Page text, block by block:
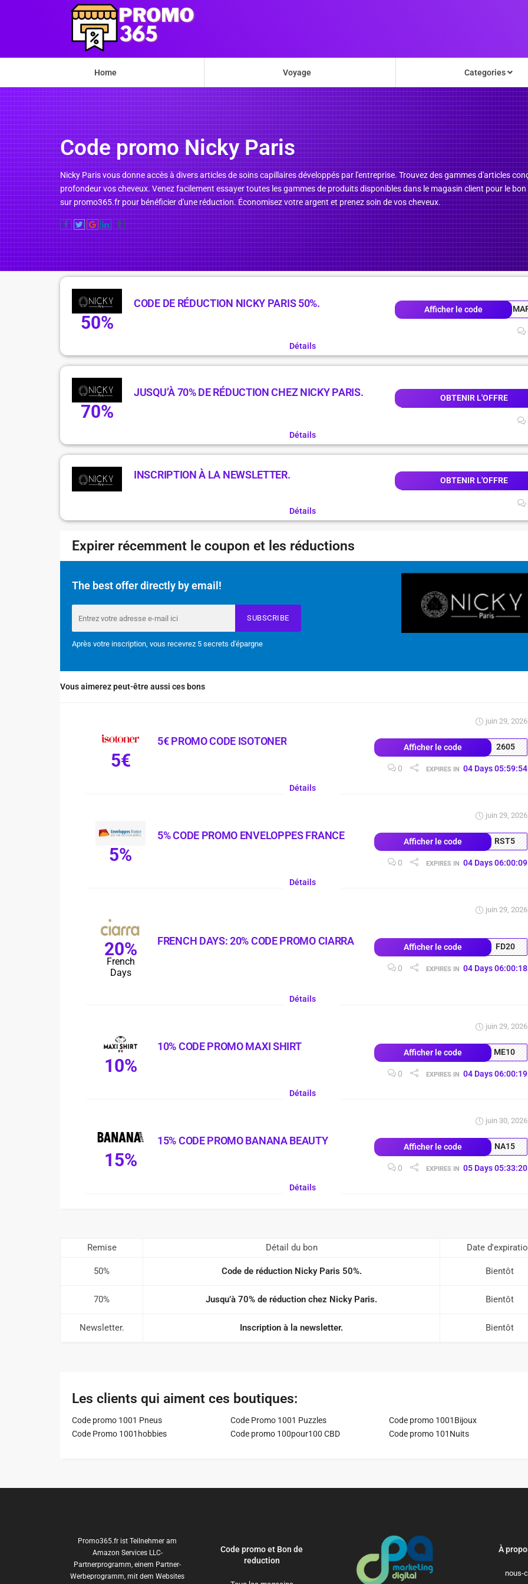
Home Voyage Categories
Code promo Nicky Paris
Nicky Paris vous donne accès à divers articles de soins capillaires développés par l'entreprise. Trouvez des gammes d'articles
profondeur vos cheveux. Venez facilement essayer toutes les gammes de produits disponibles dans le magasin client pour le
sur promo365.fr pour bénéficier d'une réduction. Économisez votre argent et prenez soin de vos cheveux.
50%
CODE DE RÉDUCTION NICKY PARIS 50%. Afficher le code
Détails
70%
JUSQU’À 70% DE RÉDUCTION CHEZ NICKY PARIS. OBTENIR L'OFFRE
Détails
INSCRIPTION À LA NEWSLETTER. OBTENIR L'OFFRE
Détails
Expirer récemment le coupon et les réductions
The best offer directly by email!
SUBSCRIBE
Après votre inscription, vous recevrez 5 secrets d'épargne
Vous aimerez peut-être aussi ces bons
5€
5€ PROMO CODE ISOTONER
juin 29, 2026
Afficher le code 2605
0 EXPIRES IN 04 Days 05:59:53
Détails
5%
5% CODE PROMO ENVELOPPES FRANCE
juin 29, 2026
Afficher le code RST5
0 EXPIRES IN 04 Days 06:00:08
Détails
20%
French
Days
FRENCH DAYS: 20% CODE PROMO CIARRA
juin 29, 2026
Afficher le code FD20
0 EXPIRES IN 04 Days 06:00:17
Détails
10%
10% CODE PROMO MAXI SHIRT
juin 29, 2026
Afficher le code ME10
0 EXPIRES IN 04 Days 06:00:18
Détails
15%
15% CODE PROMO BANANA BEAUTY
juin 30, 2026
Afficher le code NA15
0 EXPIRES IN 05 Days 05:33:19
Détails
Remise Détail du bon Date
50% Code de réduction Nicky Paris 50%. Bientôt
70% Jusqu’à 70% de réduction chez Nicky Paris. Bientôt
Newsletter. Inscription à la newsletter. Bientôt
Les clients qui aiment ces boutiques:
Code promo 1001 Pneus Code Promo 1001 Puzzles
Code promo 1001Bijoux
Code Promo 1001hobbies
Code promo 100pour100 CBD Code promo 101Nuits
Promo365.fr ist Teilnehmer am
Amazon Services LLC-
Partnerprogramm, einem Partner-
Werbeprogramm, mit dem Websites
Code promo et Bon de
reduction
À
nous-